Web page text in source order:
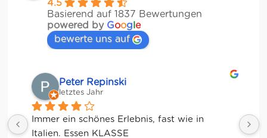
4.5
Basierend auf 1837 Bewertungen
powered by Google
bewerte uns auf
Matze
letztes Jahr